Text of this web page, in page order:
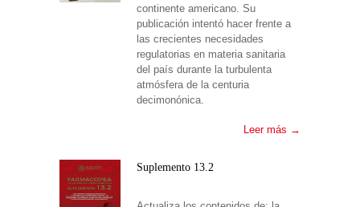
continente americano. Su
publicación intentó hacer frente a
las crecientes necesidades
regulatorias en materia sanitaria
del país durante la turbulenta
atmósfera de la centuria
decimonónica.
Leer más →
Suplemento 13.2